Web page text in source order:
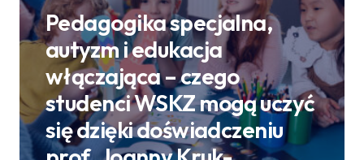
Pedagogika specjalna,
autyzm i edukacja
włączająca – czego
studenci WSKZ mogą uczyć
się dzięki doświadczeniu